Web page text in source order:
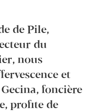
de Pile,
du
nous
et
foncière
profite de